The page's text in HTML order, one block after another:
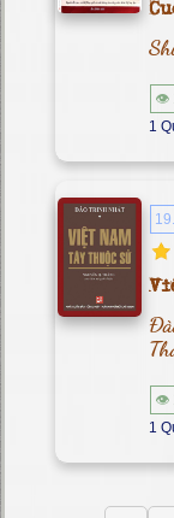
👁
1
👁
1